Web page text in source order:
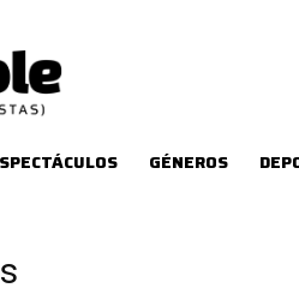
GÉNEROS